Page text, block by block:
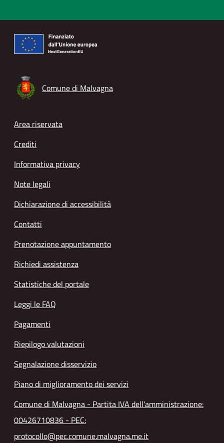
Comune di Malvagna
Footer menu
Area riservata
Crediti
Informativa privacy
Note legali
Dichiarazione di accessibilità
Contatti
Prenotazione appuntamento
Richiedi assistenza
Statistiche del portale
Leggi le FAQ
Pagamenti
Riepilogo valutazioni
Segnalazione disservizio
Piano di miglioramento dei servizi
Comune di Malvagna - Partita IVA dell'amministrazione:
00426710836 - PEC:
protocollo@pec.comune.malvagna.me.it